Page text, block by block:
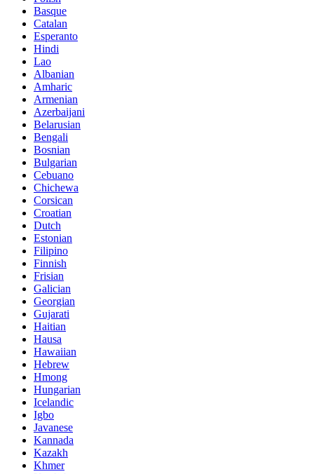
Basque
Catalan
Esperanto
Hindi
Lao
Albanian
Amharic
Armenian
Azerbaijani
Belarusian
Bengali
Bosnian
Bulgarian
Cebuano
Chichewa
Corsican
Croatian
Dutch
Estonian
Filipino
Finnish
Frisian
Galician
Georgian
Gujarati
Haitian
Hausa
Hawaiian
Hebrew
Hmong
Hungarian
Icelandic
Igbo
Javanese
Kannada
Kazakh
Khmer